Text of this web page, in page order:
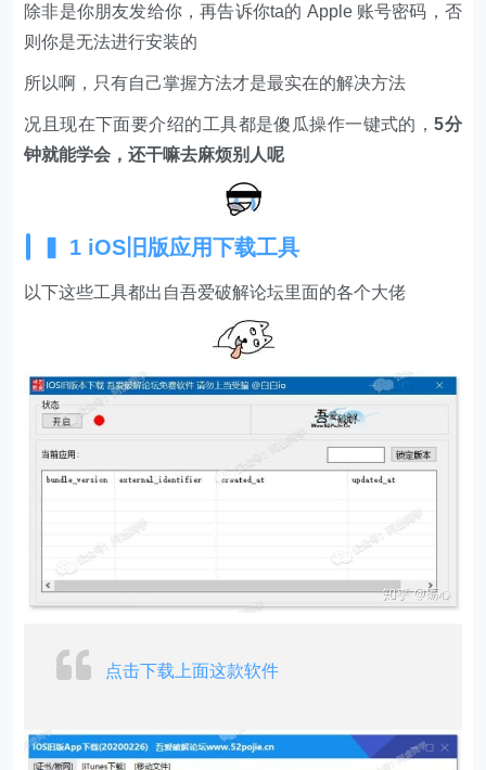
除非是你朋友发给你，再告诉你ta的 Apple 账号密码，否
则你是无法进行安装的
所以啊，只有自己掌握方法才是最实在的解决方法
况且现在下面要介绍的工具都是傻瓜操作一键式的，5分
钟就能学会，还干嘛去麻烦别人呢
▍ 1 iOS旧版应用下载工具
以下这些工具都出自吾爱破解论坛里面的各个大佬
点击下载上面这款软件